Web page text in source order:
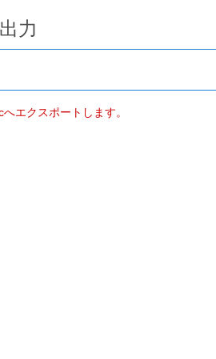
力
エクスポートします。